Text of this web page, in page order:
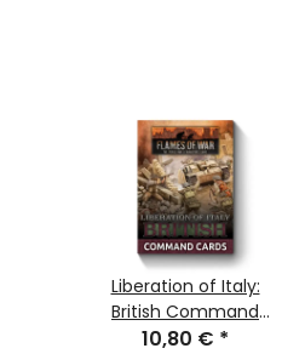
Liberation of Italy:
British Command
Cards
10,80 € *